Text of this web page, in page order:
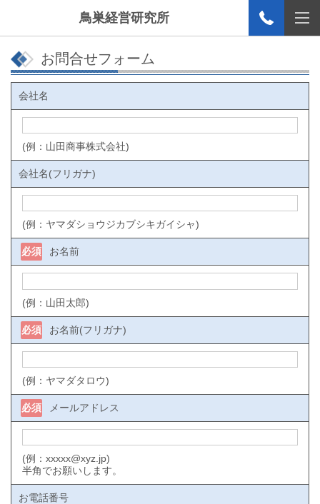
鳥巣経営研究所
お問合せフォーム
会社名
(例：山田商事株式会社)
会社名(フリガナ)
(例：ヤマダショウジカブシキガイシャ)
お名前
必須
(例：山田太郎)
お名前(フリガナ)
必須
(例：ヤマダタロウ)
メールアドレス
必須
(例：xxxxx@xyz.jp)
半角でお願いします。
お電話番号